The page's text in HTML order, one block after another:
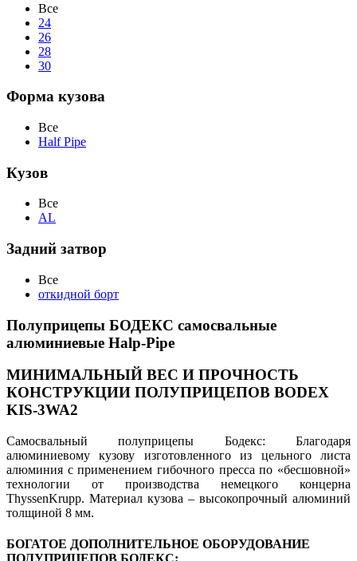
Все
24
26
28
30
Форма кузова
Все
Half Pipe
Кузов
Все
AL
Задний затвор
Все
откидной борт
Полуприцепы БОДЕКС самосвальные
алюминиевые Нalp-Pipe
МИНИМАЛЬНЫЙ ВЕС И ПРОЧНОСТЬ
КОНСТРУКЦИИ ПОЛУПРИЦЕПОВ BODEX
KIS-3WA2
Самосвальный полуприцепы Бодекс: Благодаря
алюминиевому кузову изготовленного из цельного листа
алюминия с применением гибочного пресса по «бесшовной»
технологии от производства немецкого концерна
ThyssenKrupp. Материал кузова – высокопрочный алюминий
толщиной 8 мм.
БОГАТОЕ ДОПОЛНИТЕЛЬНОЕ ОБОРУДОВАНИЕ